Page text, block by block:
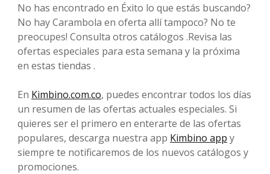
No has encontrado en Éxito lo que estás buscando?
No hay Carambola en oferta allí tampoco? No te
preocupes! Consulta otros catálogos .Revisa las
ofertas especiales para esta semana y la próxima
en estas tiendas .
En Kimbino.com.co, puedes encontrar todos los días
un resumen de las ofertas actuales especiales. Si
quieres ser el primero en enterarte de las ofertas
populares, descarga nuestra app Kimbino app y
siempre te notificaremos de los nuevos catálogos y
promociones.